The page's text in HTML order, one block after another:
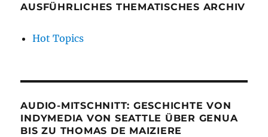
AUSFÜHRLICHES THEMATISCHES ARCHIV
Hot Topics
AUDIO-MITSCHNITT: GESCHICHTE VON
INDYMEDIA VON SEATTLE ÜBER GENUA
BIS ZU THOMAS DE MAIZIERE